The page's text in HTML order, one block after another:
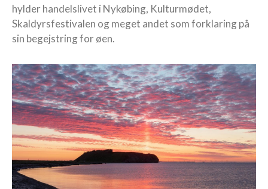
hylder handelslivet i Nykøbing, Kulturmødet,
Skaldyrsfestivalen og meget andet som forklaring på
sin begejstring for øen.